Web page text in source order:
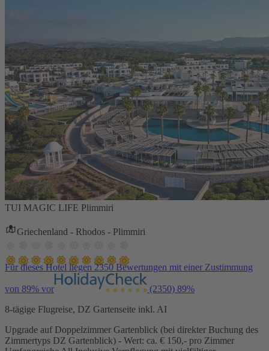
TUI MAGIC LIFE Plimmiri
Griechenland - Rhodos - Plimmiri
Für dieses Hotel liegen 2350 Bewertungen mit einer Zustimmung
von 89% vor (2350) 89%
8-tägige Flugreise, DZ Gartenseite inkl. AI
Upgrade auf Doppelzimmer Gartenblick (bei direkter Buchung des
Zimmertyps DZ Gartenblick) - Wert: ca. € 150,- pro Zimmer